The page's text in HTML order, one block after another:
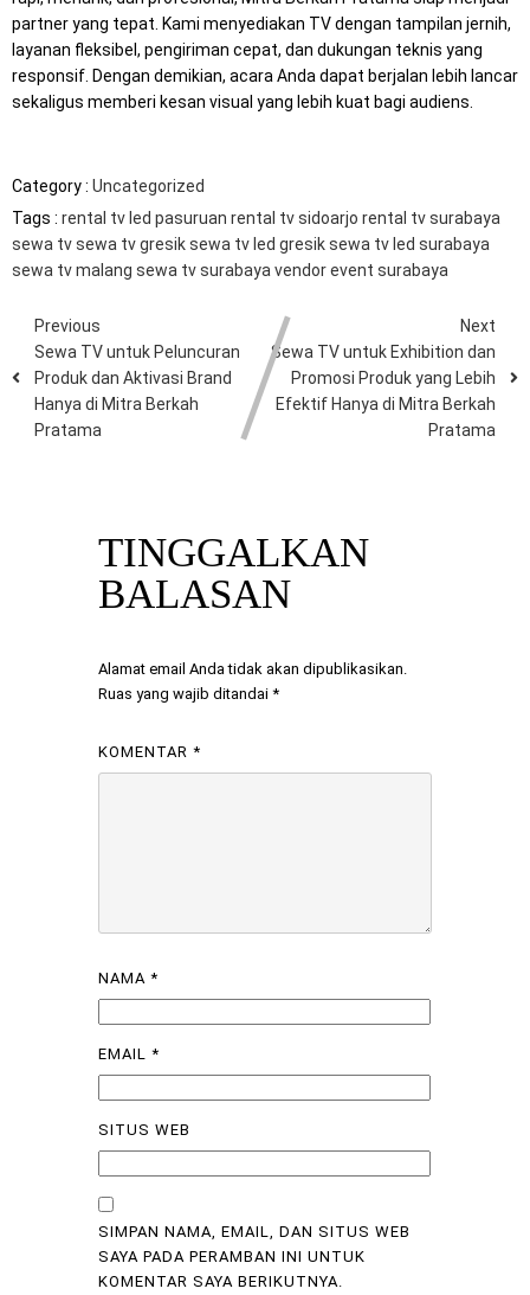
partner yang tepat. Kami menyediakan TV dengan tampilan jernih,
layanan fleksibel, pengiriman cepat, dan dukungan teknis yang
responsif. Dengan demikian, acara Anda dapat berjalan lebih lancar
sekaligus memberi kesan visual yang lebih kuat bagi audiens.
Category : Uncategorized
Tags : rental tv led pasuruan rental tv sidoarjo rental tv surabaya
sewa tvsewa tv gresiksewa tv led gresiksewa tv led surabaya
sewa tv malang sewa tv surabaya vendor event surabaya
Previous
Sewa TV untuk Peluncuran
Produk dan Aktivasi Brand
Hanya di Mitra Berkah
Pratama
Next
Sewa TV untuk Exhibition dan
Promosi Produk yang Lebih
Efektif Hanya di Mitra Berkah
Pratama
TINGGALKAN
BALASAN
Alamat email Anda tidak akan dipublikasikan.
Ruas yang wajib ditandai *
KOMENTAR *
NAMA *
EMAIL *
SITUS WEB
SIMPAN NAMA, EMAIL, DAN SITUS WEB
SAYA PADA PERAMBAN INI UNTUK
KOMENTAR SAYA BERIKUTNYA.